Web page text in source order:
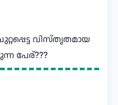
വിസ്തൃതമായ
പേര്???